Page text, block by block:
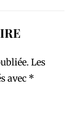
Les
avec *